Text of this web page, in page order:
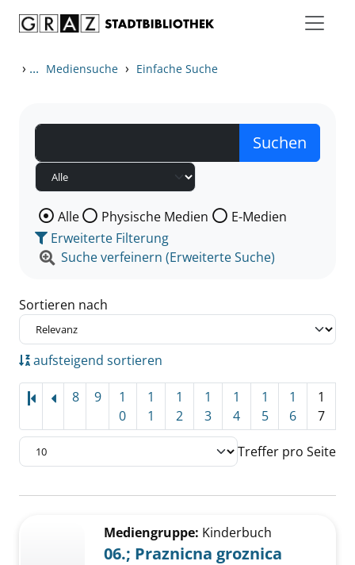
› ... Mediensuche › Einfache Suche
Wählen Sie die Medienart nach der Sie suchen wollen.
Alle Physische Medien
E-Medien
Erweiterte Filterung
Suche verfeinern (Erweiterte Suche)
Sortieren nach
aufsteigend sortieren
8 9
1
0
1
1
1
2
1
3
1
4
1
5
1
6
1
7
Treffer pro Seite
Zu den Suchfiltern springen
Mediengruppe: Kinderbuch
06.; Praznicna groznica